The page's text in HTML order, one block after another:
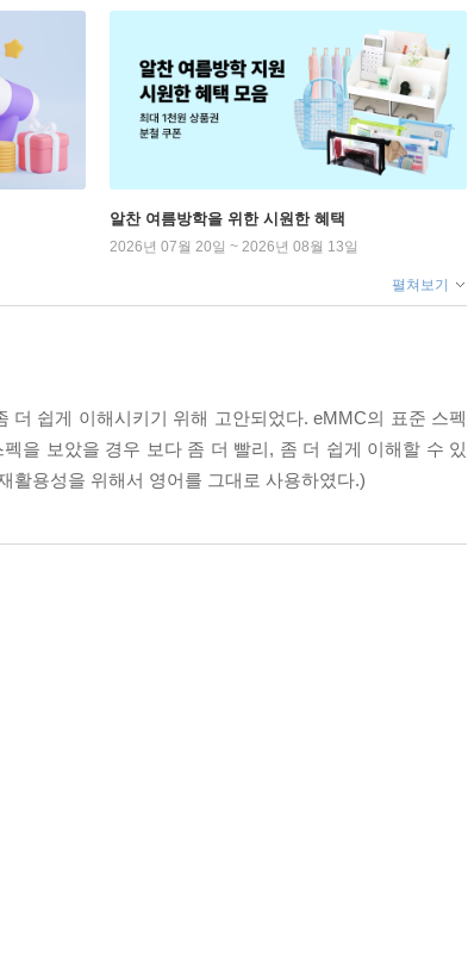
알찬 여름방학을 위한 시원한 혜택
2026년 07월 20일 ~ 2026년 08월 13일
펼쳐보기
더 쉽게 이해시키기 위해 고안되었다. eMMC의 표준 스펙
을 보았을 경우 보다 좀 더 빨리, 좀 더 쉽게 이해할 수 있
활용성을 위해서 영어를 그대로 사용하였다.)